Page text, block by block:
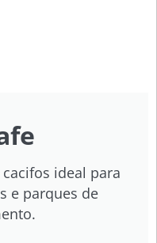
ideal para
e parques de